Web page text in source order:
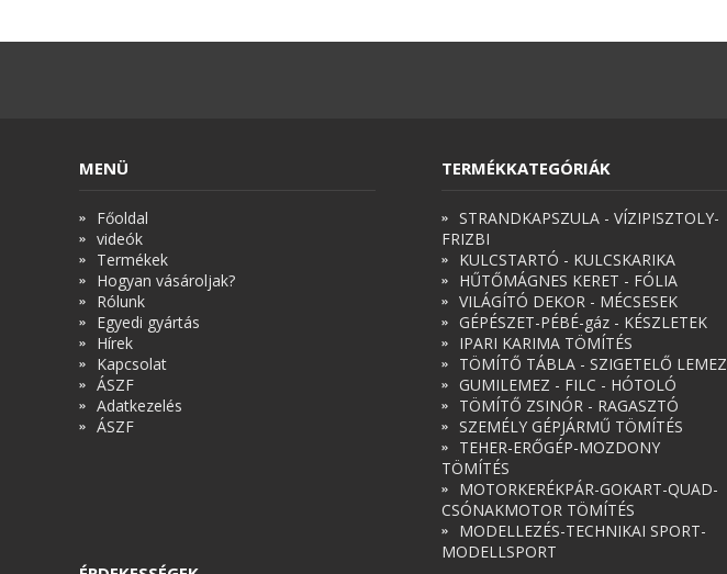
MENÜ
Főoldal
videók
Termékek
Hogyan vásároljak?
Rólunk
Egyedi gyártás
Hírek
Kapcsolat
ÁSZF
Adatkezelés
ÁSZF
TERMÉKKATEGÓRIÁK
STRANDKAPSZULA - VÍZIPISZTOLY-
FRIZBI
KULCSTARTÓ - KULCSKARIKA
HŰTŐMÁGNES KERET - FÓLIA
VILÁGÍTÓ DEKOR - MÉCSESEK
GÉPÉSZET-PÉBÉ-gáz - KÉSZLETEK
IPARI KARIMA TÖMÍTÉS
TÖMÍTŐ TÁBLA - SZIGETELŐ LEMEZ
GUMILEMEZ - FILC - HÓTOLÓ
TÖMÍTŐ ZSINÓR - RAGASZTÓ
SZEMÉLY GÉPJÁRMŰ TÖMÍTÉS
TEHER-ERŐGÉP-MOZDONY
TÖMÍTÉS
MOTORKERÉKPÁR-GOKART-QUAD-
CSÓNAKMOTOR TÖMÍTÉS
MODELLEZÉS-TECHNIKAI SPORT-
MODELLSPORT